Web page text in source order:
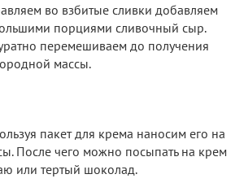
во взбитые сливки добавляем
порциями сливочный сыр.
перемешиваем до получения
массы.
пакет для крема наносим его на
После чего можно посыпать на крем
или тертый шоколад.